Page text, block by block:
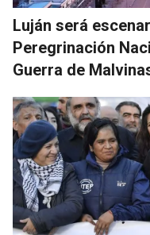
Luján será
Peregrinación
Guerra de